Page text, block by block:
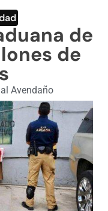
de
de
Avendaño